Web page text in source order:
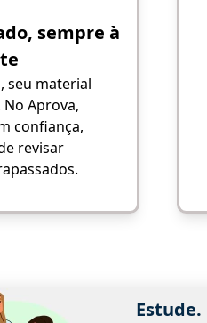
sempre à
seu material
Aprova,
confiança,
revisar